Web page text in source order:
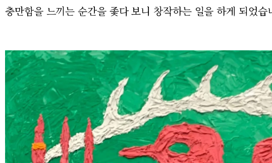
충만함을 느끼는 순간을 좇다 보니 창작하는 일을 하게 되었습